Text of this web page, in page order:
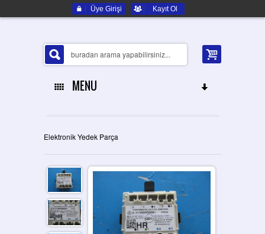
Üye Girişi Kayıt Ol
MENU
ELEKTRONIK YEDEK PARÇA
İLETIŞIM
Elektronik Yedek Parça